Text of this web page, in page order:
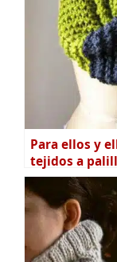
Para ellos y
tejidos a